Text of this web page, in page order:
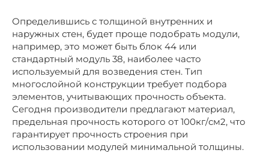
Определившись с толщиной внутренних и
наружных стен, будет проще подобрать модули,
например, это может быть блок 44 или
стандартный модуль 38, наиболее часто
используемый для возведения стен. Тип
многослойной конструкции требует подбора
элементов, учитывающих прочность объекта.
Сегодня производители предлагают материал,
предельная прочность которого от 100кг/см2, что
гарантирует прочность строения при
использовании модулей минимальной толщины.